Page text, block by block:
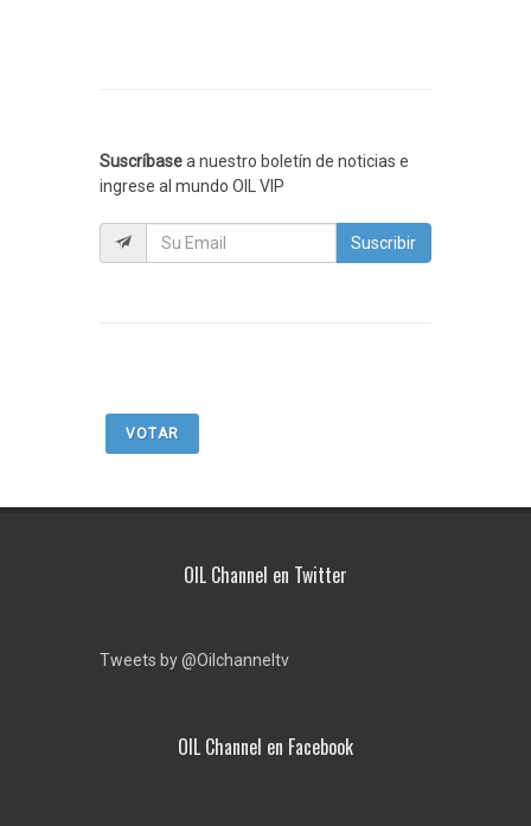
Suscríbasea nuestro boletín de noticias e
ingrese al mundo OIL VIP
Suscribir
VOTAR
OIL Channel en Twitter
Tweets by @Oilchanneltv
OIL Channel en Facebook